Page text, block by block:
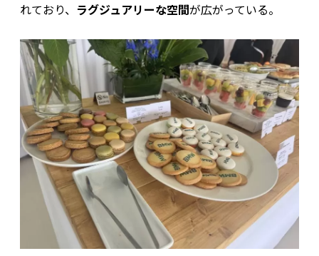
れており、 ラグジュアリーな空間が広がっている。